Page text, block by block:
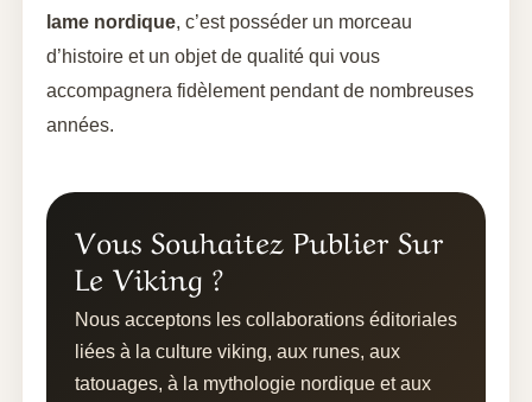
lame nordique, c’est posséder un morceau
d’histoire et un objet de qualité qui vous
accompagnera fidèlement pendant de nombreuses
années.
Vous Souhaitez Publier Sur
Le Viking ?
Nous acceptons les collaborations éditoriales
liées à la culture viking, aux runes, aux
tatouages, à la mythologie nordique et aux